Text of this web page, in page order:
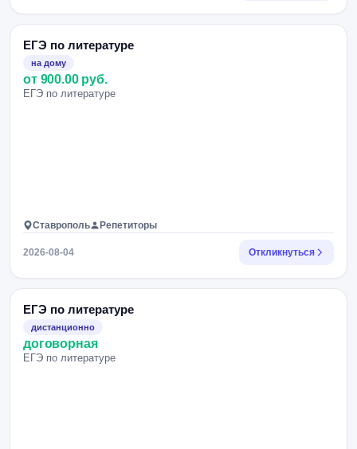
ЕГЭ по литературе
на дому
от 900.00 руб.
ЕГЭ по литературе
Ставрополь Репетиторы
2026-08-04 Откликнуться
ЕГЭ по литературе
дистанционно
договорная
ЕГЭ по литературе